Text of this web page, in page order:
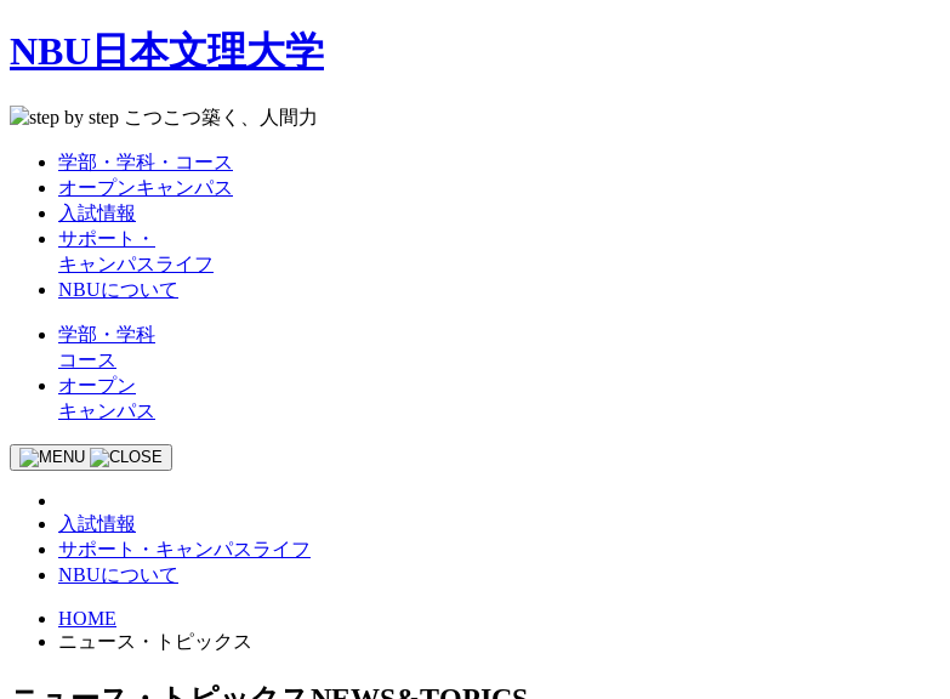
NBU日本文理大学
学部・学科・コース
オープンキャンパス
入試情報
サポート・
キャンパスライフ
NBUについて
学部・学科
コース
オープン
キャンパス
入試情報
サポート・キャンパスライフ
NBUについて
HOME
ニュース・トピックス